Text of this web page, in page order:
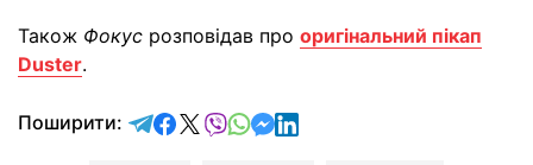
Також Фокус розповідав про оригінальний пікап
Duster.
Поширити: відправити у Telegram
поділитись у Facebook
поділитись у X
відправити у Viber
відправити у Whatsapp
відправити у Messenger
відправити у LinkedIn